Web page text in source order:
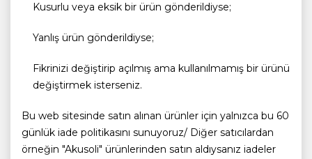
Kusurlu veya eksik bir ürün gönderildiyse;
Yanlış ürün gönderildiyse;
Fikrinizi değiştirip açılmış ama kullanılmamış bir ürünü
değiştirmek isterseniz.
Bu web sitesinde satın alınan ürünler için yalnızca bu 60
günlük iade politikasını sunuyoruz/ Diğer satıcılardan
örneğin "Akusoli" ürünlerinden satın aldıysanız iadeler